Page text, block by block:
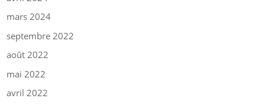
mars 2024
septembre 2022
août 2022
mai 2022
avril 2022